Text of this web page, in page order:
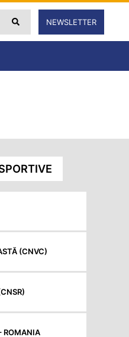
NEWSLETTER
(CNVC)
ROMANIA